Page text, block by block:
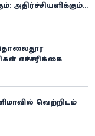
அதிர்ச்சியளிக்கும்
எச்சரிக்கை
வெற்றிடம்